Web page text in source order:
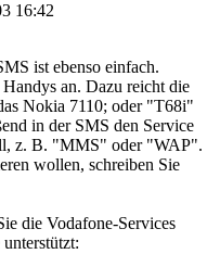
16:42
ist ebenso einfach.
an. Dazu reicht die
Nokia 7110; oder "T68i"
in der SMS den Service
z. B. "MMS" oder "WAP".
wollen, schreiben Sie
die Vodafone-Services